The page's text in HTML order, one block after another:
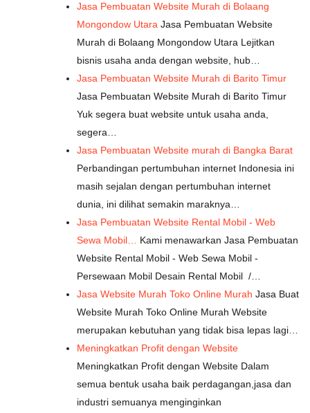
Jasa Pembuatan Website Murah di Bolaang
Mongondow Utara Jasa Pembuatan Website
Murah di Bolaang Mongondow Utara Lejitkan
bisnis usaha anda dengan website, hub…
Jasa Pembuatan Website Murah di Barito Timur
Jasa Pembuatan Website Murah di Barito Timur
Yuk segera buat website untuk usaha anda,
segera…
Jasa Pembuatan Website murah di Bangka Barat
Perbandingan pertumbuhan internet Indonesia ini
masih sejalan dengan pertumbuhan internet
dunia, ini dilihat semakin maraknya…
Jasa Pembuatan Website Rental Mobil - Web
Sewa Mobil…
Kami menawarkan Jasa Pembuatan
Website Rental Mobil - Web Sewa Mobil -
Persewaan Mobil Desain Rental Mobil /…
Jasa Website Murah Toko Online Murah Jasa Buat
Website Murah Toko Online Murah Website
merupakan kebutuhan yang tidak bisa lepas lagi…
Meningkatkan Profit dengan Website
Meningkatkan Profit dengan Website Dalam
semua bentuk usaha baik perdagangan,jasa dan
industri semuanya menginginkan